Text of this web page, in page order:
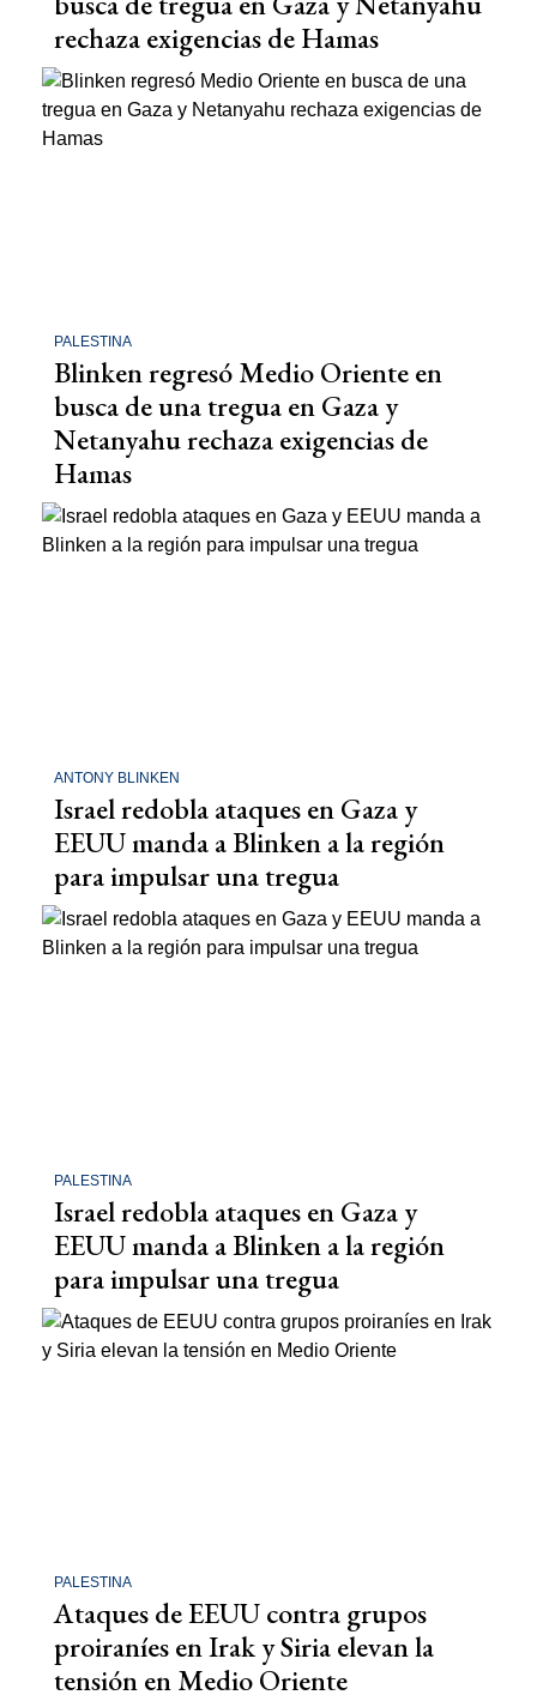
rechaza exigencias de Hamas
PALESTINA
Blinken regresó Medio Oriente en
busca de una tregua en Gaza y
Netanyahu rechaza exigencias de
Hamas
ANTONY BLINKEN
Israel redobla ataques en Gaza y
EEUU manda a Blinken a la región
para impulsar una tregua
PALESTINA
Israel redobla ataques en Gaza y
EEUU manda a Blinken a la región
para impulsar una tregua
PALESTINA
Ataques de EEUU contra grupos
proiraníes en Irak y Siria elevan la
tensión en Medio Oriente